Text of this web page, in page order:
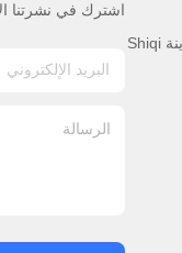
رقم 3 ، طريق Wenjian Er ، منطقة Wenbian الصناعية ، مدينة Shiqi
اشترك في نشرتنا